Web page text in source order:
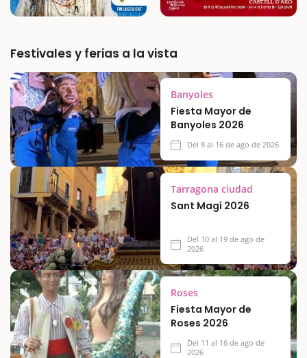
Festivales y ferias a la vista
Banyoles
Fiesta Mayor de
Banyoles 2026
Del 8 al 16 de ago de 2026
Tarragona ciudad
Sant Magí 2026
Del 10 al 19 de ago de
2026
Roses
Fiesta Mayor de
Roses 2026
Del 11 al 16 de ago de
2026